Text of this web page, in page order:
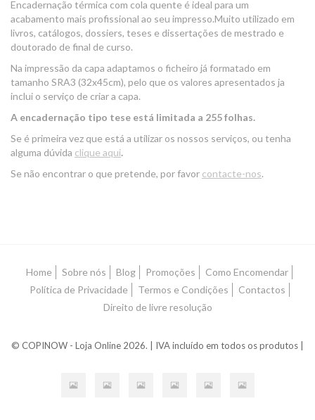
Encadernação térmica com cola quente é ideal para um
acabamento mais profissional ao seu impresso.Muito utilizado em
livros, catálogos, dossiers, teses e dissertações de mestrado e
doutorado de final de curso.
Na impressão da capa adaptamos o ficheiro já formatado em
tamanho SRA3 (32x45cm), pelo que os valores apresentados ja
inclui o serviço de criar a capa.
A encadernação tipo tese está limitada a 255 folhas.
Se é primeira vez que está a utilizar os nossos serviços, ou tenha
alguma dúvida clique aqui.
Se não encontrar o que pretende, por favor contacte-nos.
Home Sobre nós Blog Promoções
Como Encomendar
Política de Privacidade
Termos e Condições
Contactos
Direito de livre resolução
© COPINOW - Loja Online 2026. | IVA incluído em todos os produtos |